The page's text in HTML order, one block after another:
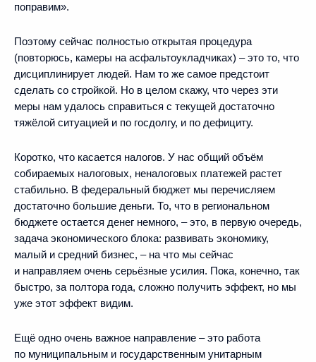
поправим».
Поэтому сейчас полностью открытая процедура
(повторюсь, камеры на асфальтоукладчиках) – это то, что
дисциплинирует людей. Нам то же самое предстоит
сделать со стройкой. Но в целом скажу, что через эти
меры нам удалось справиться с текущей достаточно
тяжёлой ситуацией и по госдолгу, и по дефициту.
Коротко, что касается налогов. У нас общий объём
собираемых налоговых, неналоговых платежей растет
стабильно. В федеральный бюджет мы перечисляем
достаточно большие деньги. То, что в региональном
бюджете остается денег немного, – это, в первую очередь,
задача экономического блока: развивать экономику,
малый и средний бизнес, – на что мы сейчас
и направляем очень серьёзные усилия. Пока, конечно, так
быстро, за полтора года, сложно получить эффект, но мы
уже этот эффект видим.
Ещё одно очень важное направление – это работа
по муниципальным и государственным унитарным